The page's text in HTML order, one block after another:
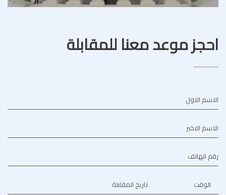
احجز موعد معنا للمقابلة
الاسم الاول
الاسم الاخير
رقم الهاتف
تاريخ المقابلة الوقت